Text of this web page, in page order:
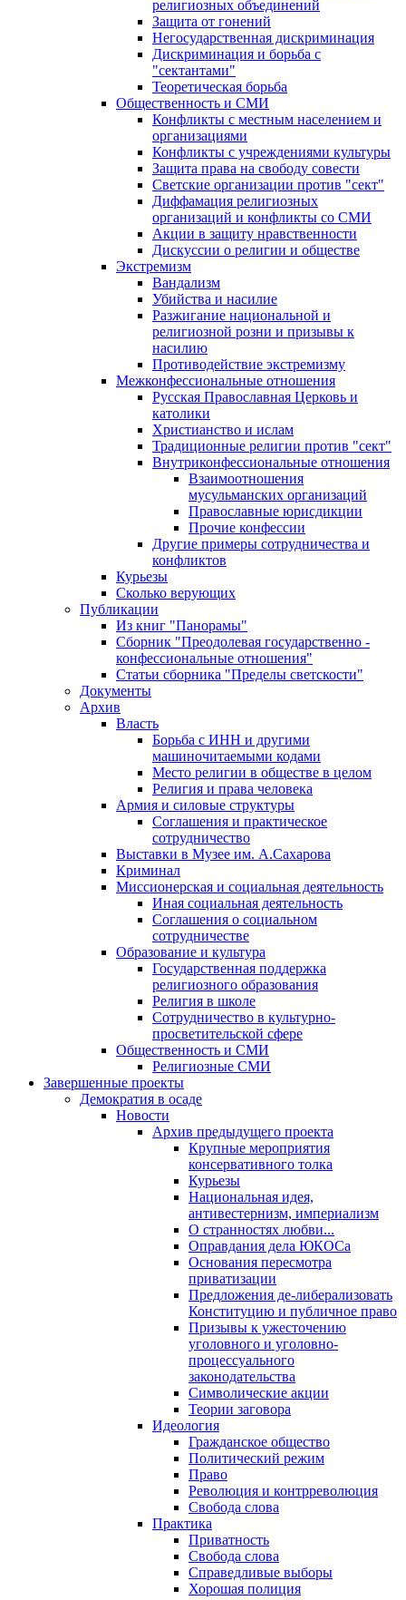
религиозных объединений
Защита от гонений
Негосударственная дискриминация
Дискриминация и борьба с
"сектантами"
Теоретическая борьба
Общественность и СМИ
Конфликты с местным населением и
организациями
Конфликты с учреждениями культуры
Защита права на свободу совести
Светские организации против "сект"
Диффамация религиозных
организаций и конфликты со СМИ
Акции в защиту нравственности
Дискуссии о религии и обществе
Экстремизм
Вандализм
Убийства и насилие
Разжигание национальной и
религиозной розни и призывы к
насилию
Противодействие экстремизму
Межконфессиональные отношения
Русская Православная Церковь и
католики
Христианство и ислам
Традиционные религии против "сект"
Внутриконфессиональные отношения
Взаимоотношения
мусульманских организаций
Православные юрисдикции
Прочие конфессии
Другие примеры сотрудничества и
конфликтов
Курьезы
Сколько верующих
Публикации
Из книг "Панорамы"
Сборник "Преодолевая государственно -
конфессиональные отношения"
Статьи сборника "Пределы светскости"
Документы
Архив
Власть
Борьба с ИНН и другими
машиночитаемыми кодами
Место религии в обществе в целом
Религия и права человека
Армия и силовые структуры
Соглашения и практическое
сотрудничество
Выставки в Музее им. А.Сахарова
Криминал
Миссионерская и социальная деятельность
Иная социальная деятельность
Соглашения о социальном
сотрудничестве
Образование и культура
Государственная поддержка
религиозного образования
Религия в школе
Сотрудничество в культурно-
просветительской сфере
Общественность и СМИ
Религиозные СМИ
Завершенные проекты
Демократия в осаде
Новости
Архив предыдущего проекта
Крупные мероприятия
консервативного толка
Курьезы
Национальная идея,
антивестернизм, империализм
О странностях любви...
Оправдания дела ЮКОСа
Основания пересмотра
приватизации
Предложения де-либерализовать
Конституцию и публичное право
Призывы к ужесточению
уголовного и уголовно-
процессуального
законодательства
Символические акции
Теории заговора
Идеология
Гражданское общество
Политический режим
Право
Революция и контрреволюция
Свобода слова
Практика
Приватность
Свобода слова
Справедливые выборы
Хорошая полиция